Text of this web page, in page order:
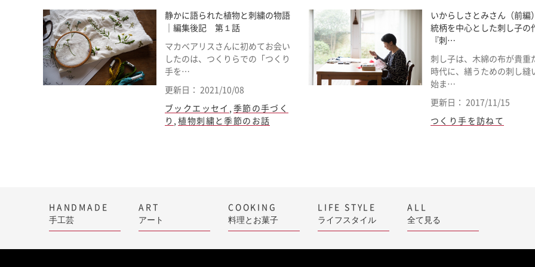
静かに語られた植物と刺繍の物語
｜編集後記 第１話
マカベアリスさんに初めてお会い
したのは、つくりらでの「つくり
手を…
更新日： 2021/10/08
ブックエッセイ
季節の手づく
り
,植物刺繍と季節のお話
いからしさとみさん（前編
統柄を中心とした刺し子の
『刺…
刺し子は、木綿の布が貴重
時代に、繕うための刺し縫
始ま…
更新日： 2017/11/15
つくり手を訪ねて
HANDMADE
手工芸
ART
アート
COOKING
料理とお菓子
LIFE STYLE
ライフスタイル
ALL
全て見る